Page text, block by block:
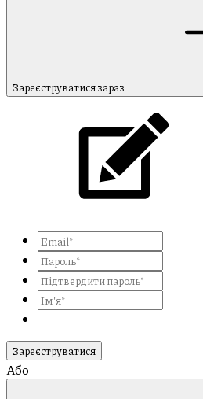
Зареєструватися зараз
Зареєструватися
Або